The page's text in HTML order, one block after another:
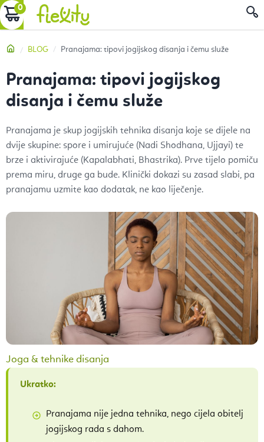
Preskoči
na
KOŠARICA
Početna
BLOG Pranajama: tipovi jogijskog disanja i čemu služe
Pranajama: tipovi jogijskog
disanja i čemu služe
Pranajama je skup jogijskih tehnika disanja koje se dijele na
dvije skupine: spore i umirujuće (Nadi Shodhana, Ujjayi) te
brze i aktivirajuće (Kapalabhati, Bhastrika). Prve tijelo pomiču
prema miru, druge ga bude. Klinički dokazi su zasad slabi, pa
pranajamu uzmite kao dodatak, ne kao liječenje.
Joga & tehnike disanja
Ukratko:
Pranajama nije jedna tehnika, nego cijela obitelj
jogijskog rada s dahom.